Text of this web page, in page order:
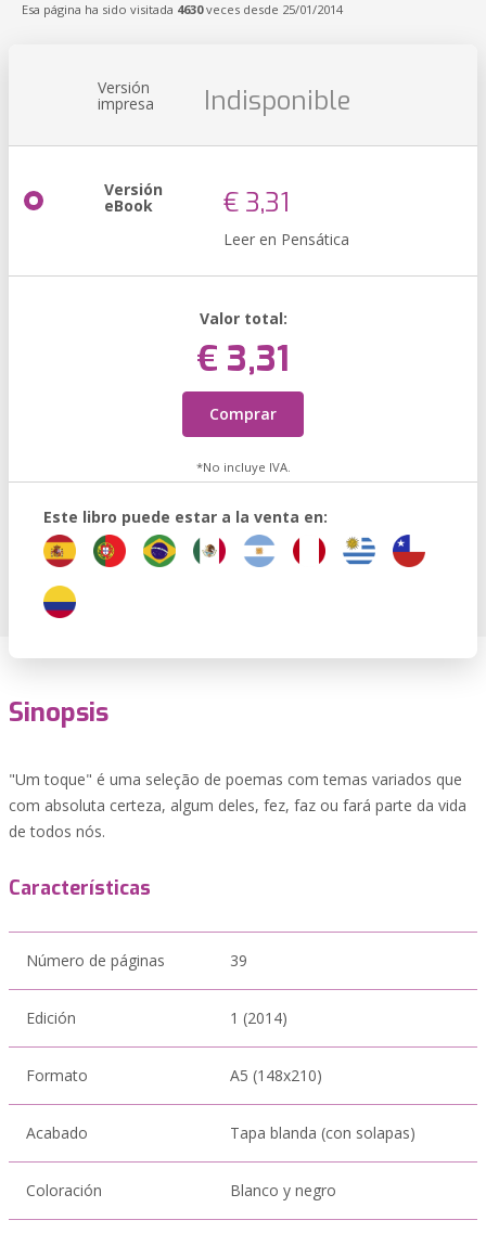
Esa página ha sido visitada 4630veces desde 25/01/2014
Versión
impresa Indisponible
Versión
eBook € 3,31
Leer en Pensática
Valor total:
€ 3,31
Comprar
*No incluye IVA.
Este libro puede estar a la venta en:
Sinopsis
"Um toque" é uma seleção de poemas com temas variados que
com absoluta certeza, algum deles, fez, faz ou fará parte da vida
de todos nós.
Características
Número de páginas 39
Edición 1 (2014)
Formato A5 (148x210)
Acabado Tapa blanda (con solapas)
Coloración Blanco y negro